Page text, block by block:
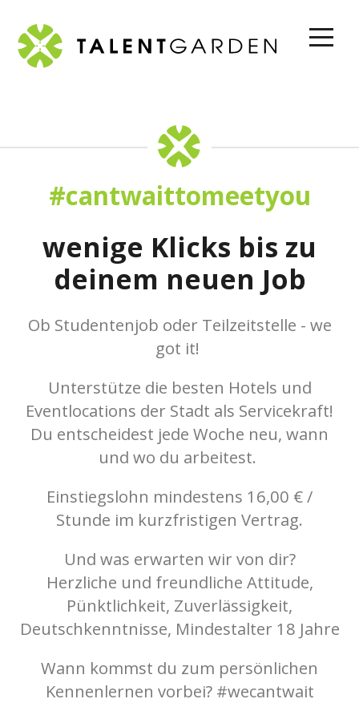
#cantwaittomeetyou
wenige Klicks bis zu
deinem neuen Job
Ob Studentenjob oder Teilzeitstelle - we
got it!
Unterstütze die besten Hotels und
Eventlocations der Stadt als Servicekraft!
Du entscheidest jede Woche neu, wann
und wo du arbeitest.
Einstiegslohn mindestens 16,00 € /
Stunde im kurzfristigen Vertrag.
Und was erwarten wir von dir?
Herzliche und freundliche Attitude,
Pünktlichkeit, Zuverlässigkeit,
Deutschkenntnisse, Mindestalter 18 Jahre
Wann kommst du zum persönlichen
Kennenlernen vorbei? #wecantwait